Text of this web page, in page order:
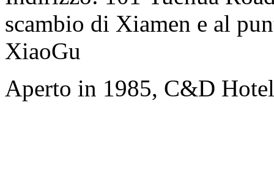
scambio di Xiamen e al
XiaoGu
Aperto in 1985, C&D